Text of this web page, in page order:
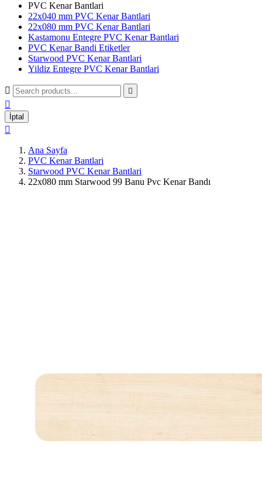
PVC Kenar Bantlari
22x040 mm PVC Kenar Bantlari
22x080 mm PVC Kenar Bantlari
Kastamonu Entegre PVC Kenar Bantlari
PVC Kenar Bandi Etiketler
Starwood PVC Kenar Bantlari
Yildiz Entegre PVC Kenar Bantlari
 

İptal

Ana Sayfa
PVC Kenar Bantlari
Starwood PVC Kenar Bantlari
22x080 mm Starwood 99 Banu Pvc Kenar Bandı